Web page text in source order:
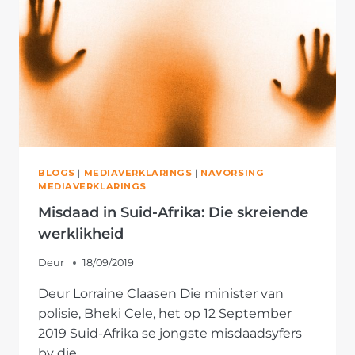
BLOGS | MEDIAVERKLARINGS | NAVORSING
MEDIAVERKLARINGS
Misdaad in Suid-Afrika: Die skreiende
werklikheid
Deur 18/09/2019
Deur Lorraine Claasen Die minister van
polisie, Bheki Cele, het op 12 September
2019 Suid-Afrika se jongste misdaadsyfers